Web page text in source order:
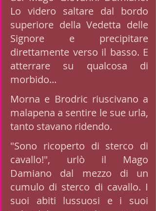
Lo videro saltare dal bordo
superiore della Vedetta delle
Signore e precipitare
direttamente verso il basso. E
atterrare su qualcosa di
morbido...
Morna e Brodric riuscivano a
malapena a sentire le sue urla,
tanto stavano ridendo.
"Sono ricoperto di sterco di
cavallo!", urlò il Mago
Damiano dal mezzo di un
cumulo di sterco di cavallo. I
suoi abiti lussuosi e i suoi